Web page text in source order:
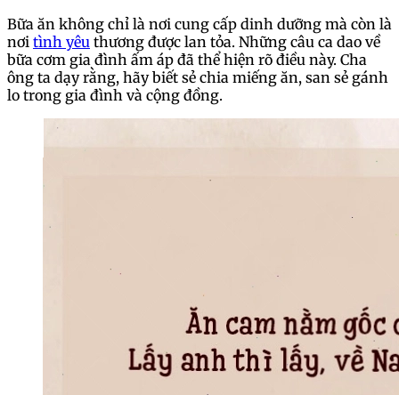
Bữa ăn không chỉ là nơi cung cấp dinh dưỡng mà còn là
nơi tình yêu thương được lan tỏa. Những câu ca dao về
bữa cơm gia đình ấm áp đã thể hiện rõ điều này. Cha
ông ta dạy rằng, hãy biết sẻ chia miếng ăn, san sẻ gánh
lo trong gia đình và cộng đồng.